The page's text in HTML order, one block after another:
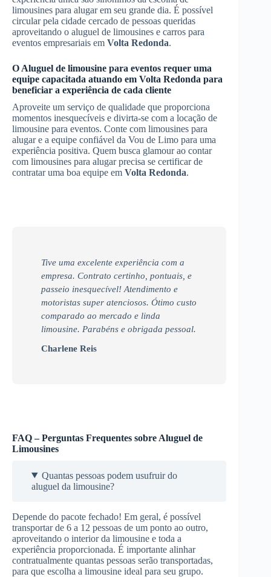
limousines para alugar em seu grande dia. É possível
circular pela cidade cercado de pessoas queridas
aproveitando o aluguel de limousines e carros para
eventos empresariais em Volta Redonda.
O Aluguel de limousine para eventos requer uma
equipe capacitada atuando em Volta Redonda para
beneficiar a experiência de cada cliente
Aproveite um serviço de qualidade que proporciona
momentos inesquecíveis e divirta-se com a locação de
limousine para eventos. Conte com limousines para
alugar e a equipe confiável da Vou de Limo para uma
experiência positiva. Quem busca glamour ao contar
com limousines para alugar precisa se certificar de
contratar uma boa equipe em Volta Redonda.
Tive uma excelente experiência com a
empresa. Contrato certinho, pontuais, e
passeio inesquecível! Atendimento e
motoristas super atenciosos. Ótimo custo
comparado ao mercado e linda
limousine. Parabéns e obrigada pessoal.
Charlene Reis
FAQ – Perguntas Frequentes sobre Aluguel de
Limousines
Quantas pessoas podem usufruir do
aluguel da limousine?
Depende do pacote fechado! Em geral, é possível
transportar de 6 a 12 pessoas de um ponto ao outro,
aproveitando o interior da limousine e toda a
experiência proporcionada. É importante alinhar
contratualmente quantas pessoas serão transportadas,
para que escolha a limousine ideal para seu grupo.